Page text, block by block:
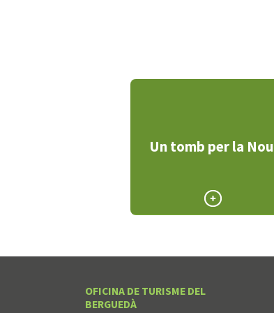
Un tomb per la Nou
OFICINA DE TURISME DEL
BERGUEDÀ